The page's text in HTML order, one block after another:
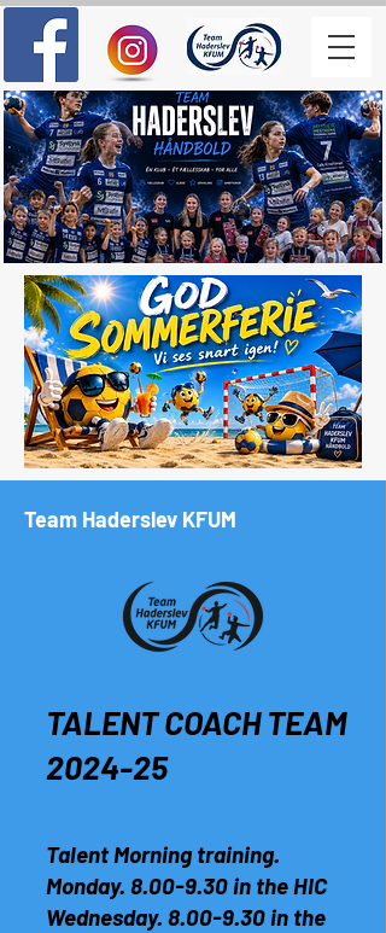
Team Haderslev KFUM
TALENT COACH TEAM
2024-25
Talent Morning training.
Monday. 8.00-9.30 in the HIC
Wednesday. 8.00-9.30 in the